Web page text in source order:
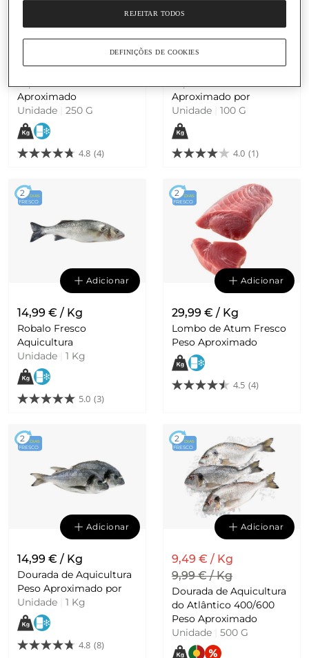
Salmão em Posta de
Aproximado
Unidade
250 G
4.8 (4)
26,99 € / Kg
Filete de Dourada de
Aproximado por
Unidade
100 G
4.0 (1)
2 DIAS
FRESCO
Adicionar
14,99 € / Kg
Robalo Fresco
Aquicultura
Unidade
1 Kg
5.0 (3)
2 DIAS
FRESCO
Adicionar
29,99 € / Kg
Lombo de Atum Fresco
Peso Aproximado
4.5 (4)
2 DIAS
FRESCO
Adicionar
14,99 € / Kg
Dourada de Aquicultura
Peso Aproximado por
Unidade
1 Kg
4.8 (8)
2 DIAS
FRESCO
Adicionar
9,49 € / Kg
9,99 € / Kg
Dourada de Aquicultura
do Atlântico 400/600
Peso Aproximado
Unidade
500 G
REJEITAR TODOS
DEFINIÇÕES DE COOKIES